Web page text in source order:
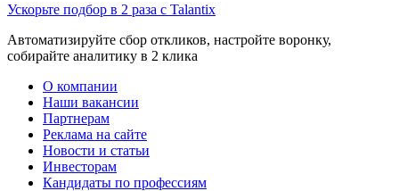
Ускорьте подбор в 2 раза с Talantix
Автоматизируйте сбор откликов, настройте воронку,
собирайте аналитику в 2 клика
О компании
Наши вакансии
Партнерам
Реклама на сайте
Новости и статьи
Инвесторам
Кандидаты по профессиям